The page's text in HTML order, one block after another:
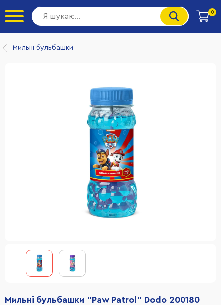
0
Мильні бульбашки
Мильні бульбашки "Paw Patrol" Dodo 200180